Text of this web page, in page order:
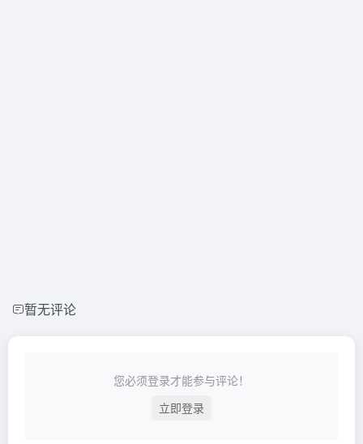
暂无评论
您必须登录才能参与评论！
立即登录